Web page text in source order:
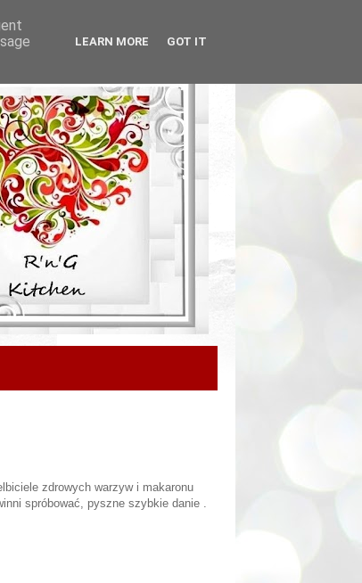
zdrowych warzyw i makaronu
spróbować, pyszne szybkie danie .
LEARN MORE GOT IT